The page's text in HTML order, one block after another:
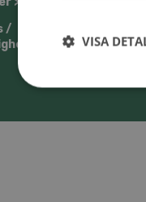
/
>
VISA